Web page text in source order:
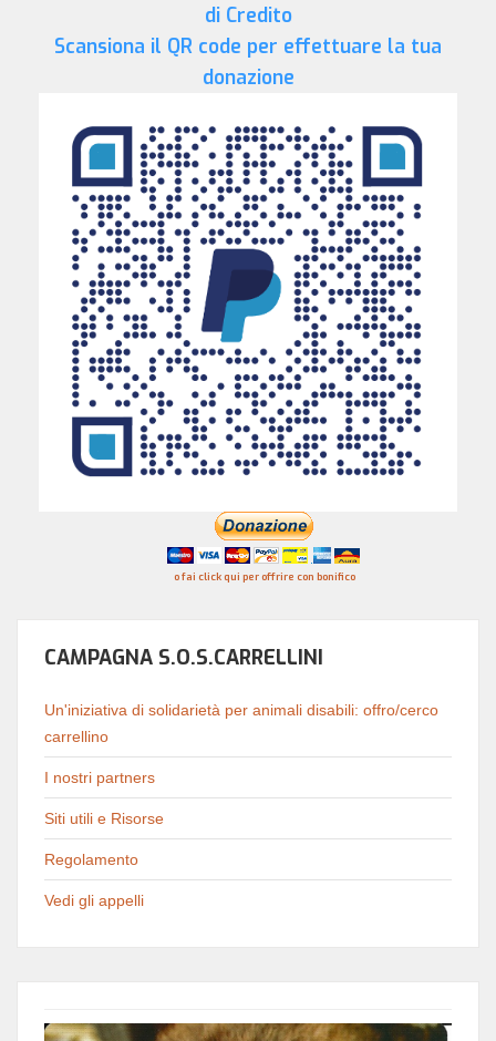
di Credito
Scansiona il QR code per effettuare la tua
donazione
o fai click qui per offrire con bonifico
CAMPAGNA S.O.S.CARRELLINI
Un'iniziativa di solidarietà per animali disabili: offro/cerco
carrellino
I nostri partners
Siti utili e Risorse
Regolamento
Vedi gli appelli